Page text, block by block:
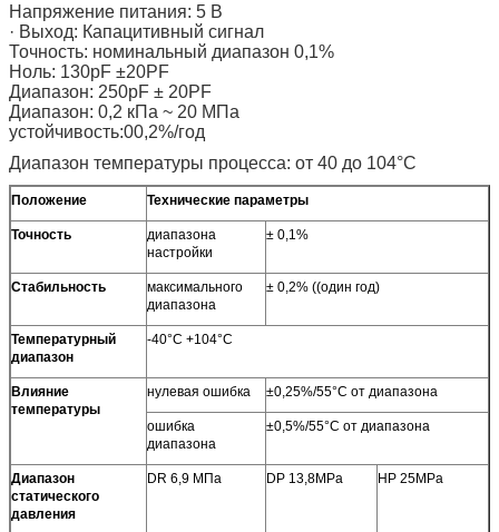
Напряжение питания: 5 В
· Выход: Капацитивный сигнал
Точность: номинальный диапазон 0,1%
Ноль: 130pF ±20PF
Диапазон: 250pF ± 20PF
Диапазон: 0,2 кПа ~ 20 МПа
устойчивость:00,2%/год
Диапазон температуры процесса: от 40 до 104°С
Положение Технические параметры
Точность
диапазона
настройки
± 0,1%
Стабильность
максимального
диапазона
± 0,2% ((один год)
Температурный
диапазон
-40°C +104°C
Влияние
температуры
нулевая ошибка ±0,25%/55°C от диапазона
ошибка
диапазона
±0,5%/55°C от диапазона
Диапазон
статического
давления
DR 6,9 МПа DP 13,8MPa HP 25MPa